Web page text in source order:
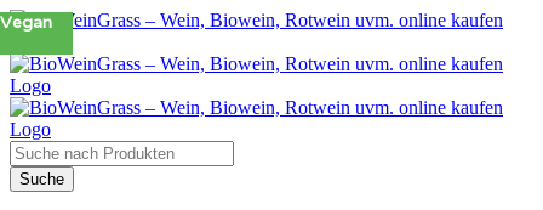
Zum
springen
Products
search
Suche
Vegan